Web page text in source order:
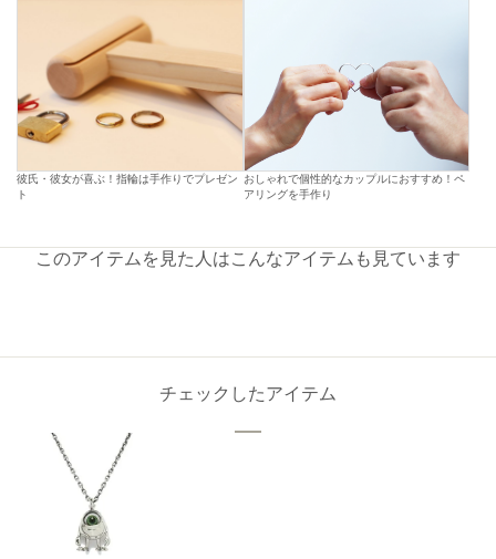
彼氏・彼女が喜ぶ！指輪は手作りでプレゼン
ト
おしゃれで個性的なカップルにおすすめ！ペ
アリングを手作り
このアイテムを見た人はこんなアイテムも見ています
チェックしたアイテム